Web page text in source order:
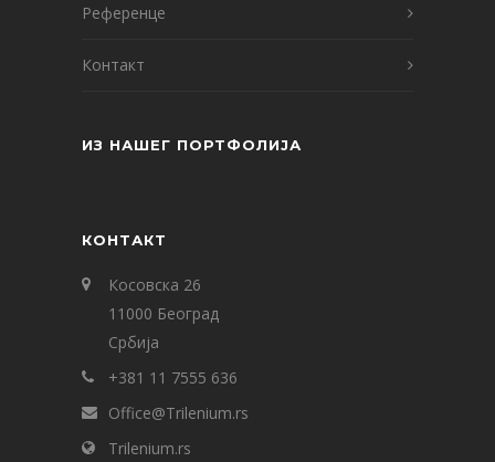
Референце
Контакт
ИЗ НАШЕГ ПОРТФОЛИЈА
КОНТАКТ
Косовска 26
11000 Београд
Србија
+381 11 7555 636
Office@Trilenium.rs
Trilenium.rs